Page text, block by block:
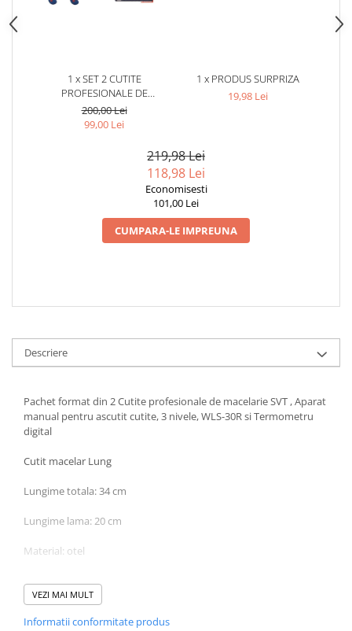
1 x SET 2 CUTITE
PROFESIONALE DE
MACELARIE,1 ASCUTITOR DE
CUTITE + 1 TERMOMETRU
200,00 Lei
99,00 Lei
1 x PRODUS SURPRIZA
19,98 Lei
219,98 Lei
118,98 Lei
Economisesti
101,00 Lei
CUMPARA-LE IMPREUNA
Descriere
Pachet format din 2 Cutite profesionale de macelarie SVT , Aparat
manual pentru ascutit cutite, 3 nivele, WLS-30R si Termometru
digital
Cutit macelar Lung
Lungime totala: 34 cm
Lungime lama: 20 cm
Material: otel
Maner material plastic.
VEZI MAI MULT
Informatii conformitate produs